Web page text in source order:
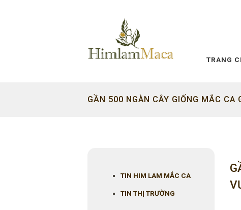
TRANG
GẦN 500 NGÀN CÂY GIỐNG MẮC
TIN HIM LAM MẮC CA
TIN THỊ TRƯỜNG